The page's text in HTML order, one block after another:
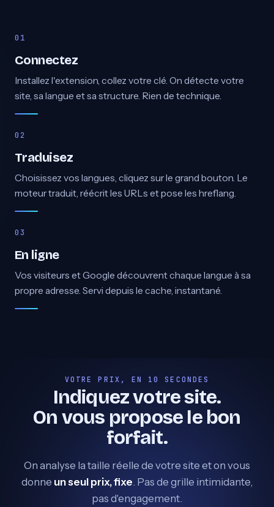
Connectez
Installez l'extension, collez votre clé. On détecte votre
site, sa langue et sa structure. Rien de technique.
Traduisez
Choisissez vos langues, cliquez sur le grand bouton. Le
moteur traduit, réécrit les URLs et pose les hreflang.
En ligne
Vos visiteurs et Google découvrent chaque langue à sa
propre adresse. Servi depuis le cache, instantané.
VOTRE PRIX, EN 10 SECONDES
Indiquez votre site.
On vous propose le bon
forfait.
On analyse la taille réelle de votre site et on vous
donne un seul prix, fixe. Pas de grille intimidante,
pas d'engagement.